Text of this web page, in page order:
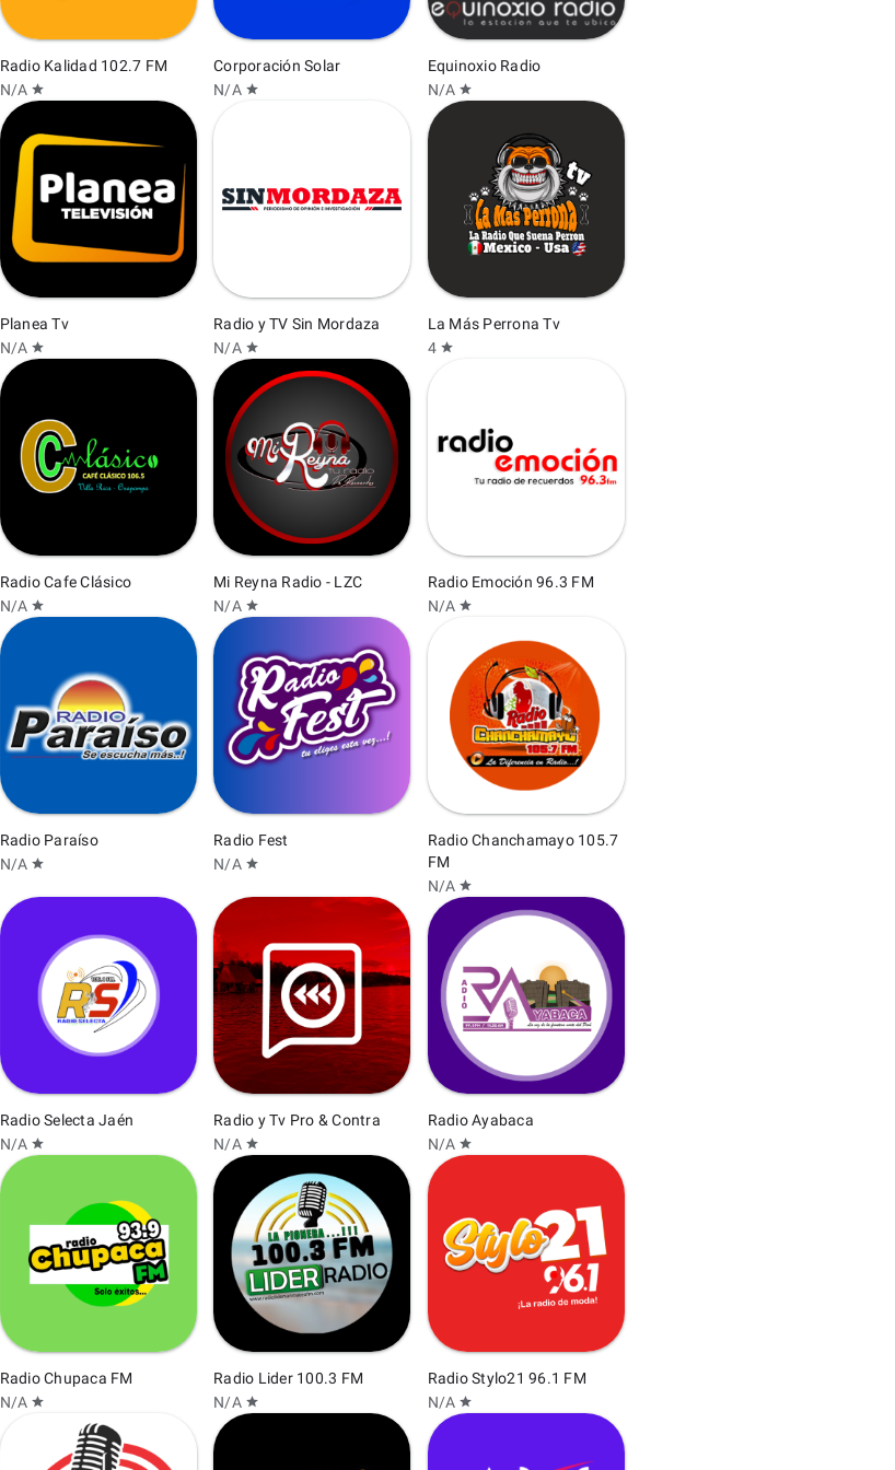
Radio Kalidad 102.7 FM
N/A star
Corporación Solar
N/A star
Equinoxio Radio
N/A star
Planea Tv
N/A star
Radio y TV Sin Mordaza
N/A star
La Más Perrona Tv
4 star
Radio Cafe Clásico
N/A star
Mi Reyna Radio - LZC
N/A star
Radio Emoción 96.3 FM
N/A star
Radio Paraíso
N/A star
Radio Fest
N/A star
Radio Chanchamayo 105.7
FM
N/A star
Radio Selecta Jaén
N/A star
Radio y Tv Pro & Contra
N/A star
Radio Ayabaca
N/A star
Radio Chupaca FM
N/A star
Radio Lider 100.3 FM
N/A star
Radio Stylo21 96.1 FM
N/A star